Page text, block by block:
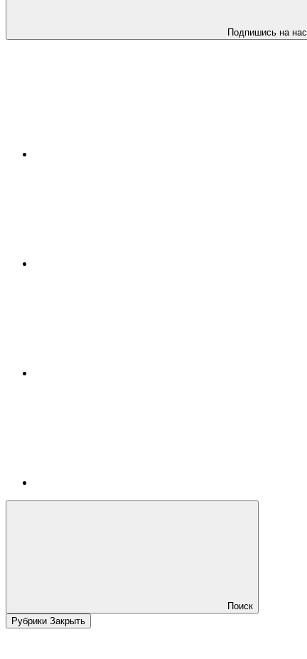
Подпишись на нас
Поиск
Рубрики Закрыть